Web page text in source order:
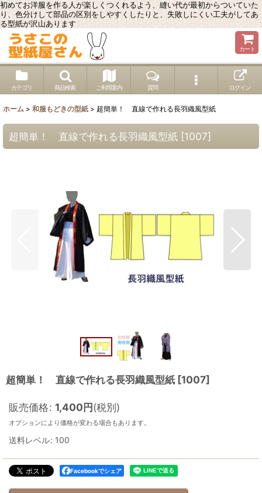
初めてお洋服を作る人が楽しくつくれるよう、縫い代が最初からついていた
り、色分けして部品の区別をしやすくしたりと、失敗しにくい工夫がしてあ
る型紙が沢山あります
カート
カテゴリ 商品検索 ご利用案内 質問 ログイン
ホーム > 和服もどきの型紙 > 超簡単！ 直線で作れる長羽織風型紙
超簡単！ 直線で作れる長羽織風型紙 [1007]
超簡単！ 直線で作れる長羽織風型紙 [1007]
販売価格: 1,400円(税別)
オプションにより価格が変わる場合もあります。
送料レベル: 100
Facebookでシェア